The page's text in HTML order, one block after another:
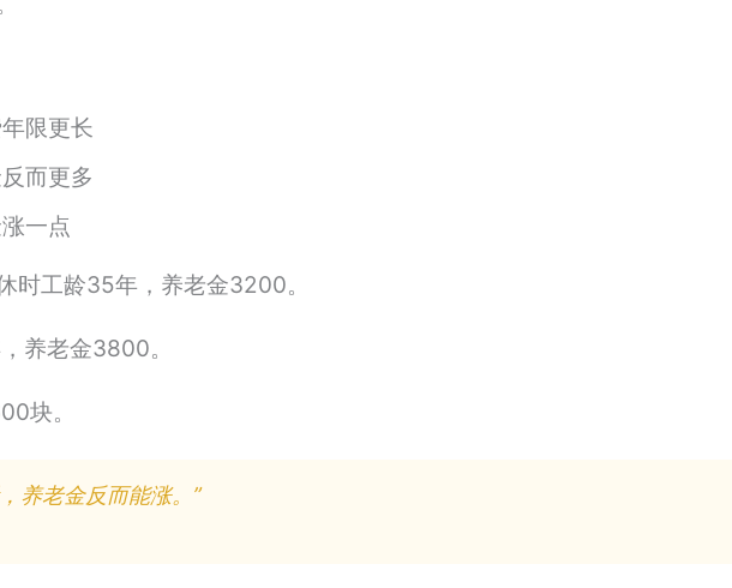
限更长
而更多
一点
时工龄35年，养老金3200。
养老金3800。
块。
养老金反而能涨。”